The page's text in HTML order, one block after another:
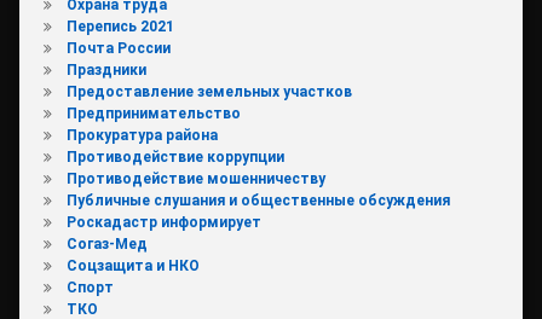
Охрана труда
Перепись 2021
Почта России
Праздники
Предоставление земельных участков
Предпринимательство
Прокуратура района
Противодействие коррупции
Противодействие мошенничеству
Публичные слушания и общественные обсуждения
Роскадастр информирует
Согаз-Мед
Соцзащита и НКО
Спорт
ТКО